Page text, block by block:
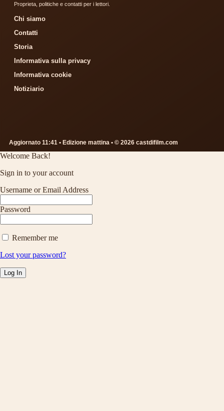
Proprieta, politiche e contatti per i lettori.
Chi siamo
Contatti
Storia
Informativa sulla privacy
Informativa cookie
Notiziario
Aggiornato 11:41 • Edizione mattina • © 2026 castdifilm.com
Welcome Back!
Sign in to your account
Username or Email Address
Password
Remember me
Lost your password?